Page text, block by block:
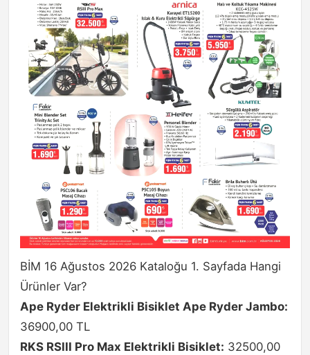
BİM 16 Ağustos 2026 Kataloğu 1. Sayfada Hangi
Ürünler Var?
Ape Ryder Elektrikli Bisiklet Ape Ryder Jambo:
36900,00 TL
RKS RSIII Pro Max Elektrikli Bisiklet: 32500,00